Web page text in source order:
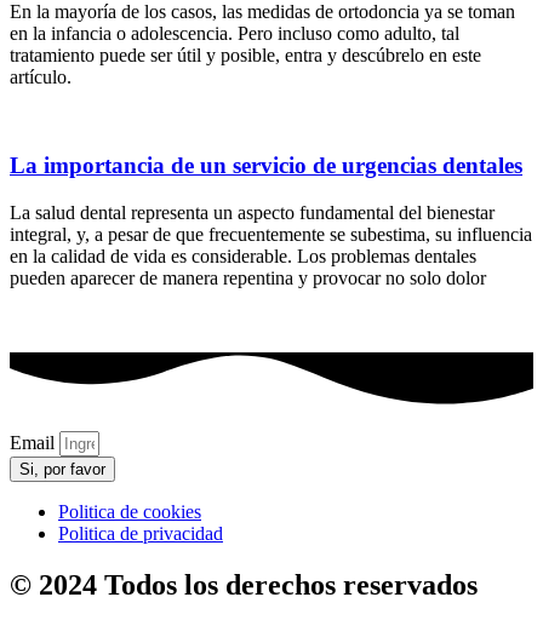
En la mayoría de los casos, las medidas de ortodoncia ya se toman
en la infancia o adolescencia. Pero incluso como adulto, tal
tratamiento puede ser útil y posible, entra y descúbrelo en este
artículo.
La importancia de un servicio de urgencias dentales
La salud dental representa un aspecto fundamental del bienestar
integral, y, a pesar de que frecuentemente se subestima, su influencia
en la calidad de vida es considerable. Los problemas dentales
pueden aparecer de manera repentina y provocar no solo dolor
Email
Si, por favor
Politica de cookies
Politica de privacidad
© 2024 Todos los derechos reservados